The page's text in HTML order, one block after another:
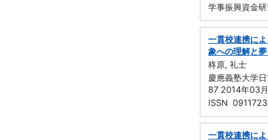
学事振興資金
一貫校連携に
象への理解と
柊原, 礼士
慶應義塾大学
87 2014年03月
ISSN
一貫校連携に